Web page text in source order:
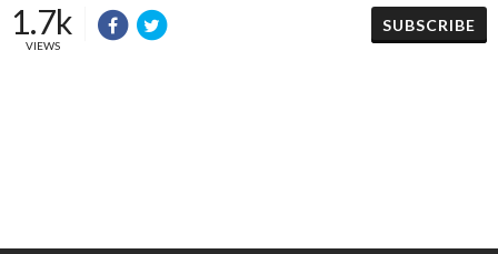
1.7k
VIEWS
SUBSCRIBE